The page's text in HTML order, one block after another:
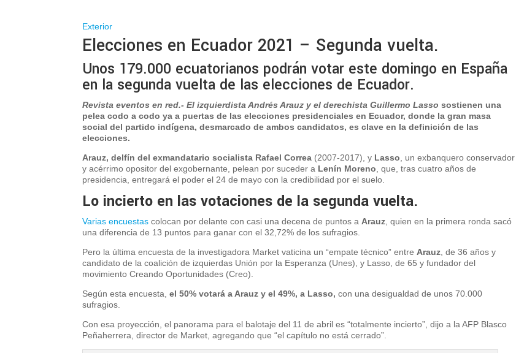
Exterior
Elecciones en Ecuador 2021 – Segunda vuelta.
Unos 179.000 ecuatorianos podrán votar este domingo en España
en la segunda vuelta de las elecciones de Ecuador.
Revista eventos en red.- El izquierdistaAndrés Arauz y el derechistaGuillermo Lasso sostienen una
pelea codo a codo ya a puertas de las elecciones presidenciales en Ecuador, donde la gran masa
social del partido indígena, desmarcado de ambos candidatos, es clave en la definición de las
elecciones.
Arauz, delfín del exmandatario socialista Rafael Correa (2007-2017), y Lasso , un exbanquero conservador
y acérrimo opositor del exgobernante, pelean por suceder a Lenín Moreno , que, tras cuatro años de
presidencia, entregará el poder el 24 de mayo con la credibilidad por el suelo.
Lo incierto en las votaciones de la segunda vuelta.
Varias encuestas colocan por delante con casi una decena de puntos a Arauz , quien en la primera ronda sacó
una diferencia de 13 puntos para ganar con el 32,72% de los sufragios.
Pero la última encuesta de la investigadora Market vaticina un “empate técnico” entre Arauz , de 36 años y
candidato de la coalición de izquierdas Unión por la Esperanza (Unes), y Lasso, de 65 y fundador del
movimiento Creando Oportunidades (Creo).
Según esta encuesta, el 50% votará a Arauz y el 49%, a Lasso, con una desigualdad de unos 70.000
sufragios.
Con esa proyección, el panorama para el balotaje del 11 de abril es “totalmente incierto”, dijo a la AFP Blasco
Peñaherrera, director de Market, agregando que “el capítulo no está cerrado”.